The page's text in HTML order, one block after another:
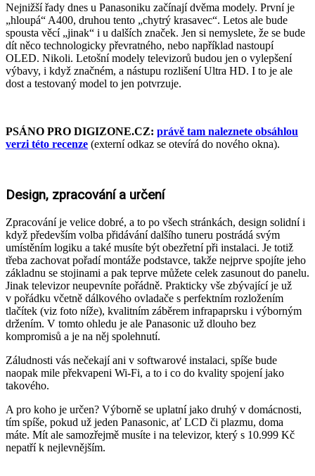
Nejnižší řady dnes u Panasoniku začínají dvěma modely. První je
„hloupá“ A400, druhou tento „chytrý krasavec“. Letos ale bude
spousta věcí „jinak“ i u dalších značek. Jen si nemyslete, že se bude
dít něco technologicky převratného, nebo například nastoupí
OLED. Nikoli. Letošní modely televizorů budou jen o vylepšení
výbavy, i když značném, a nástupu rozlišení Ultra HD. I to je ale
dost a testovaný model to jen potvrzuje.
PSÁNO PRO DIGIZONE.CZ: právě tam naleznete obsáhlou
verzi této recenze (externí odkaz se otevírá do nového okna).
Design, zpracování a určení
Zpracování je velice dobré, a to po všech stránkách, design solidní i
když především volba přidávání dalšího tuneru postrádá svým
umístěním logiku a také musíte být obezřetní při instalaci. Je totiž
třeba zachovat pořadí montáže podstavce, takže nejprve spojíte jeho
základnu se stojinami a pak teprve můžete celek zasunout do panelu.
Jinak televizor neupevníte pořádně. Prakticky vše zbývající je už
v pořádku včetně dálkového ovladače s perfektním rozložením
tlačítek (viz foto níže), kvalitním záběrem infrapaprsku i výborným
držením. V tomto ohledu je ale Panasonic už dlouho bez
kompromisů a je na něj spolehnutí.
Záludnosti vás nečekají ani v softwarové instalaci, spíše bude
naopak mile překvapeni Wi-Fi, a to i co do kvality spojení jako
takového.
A pro koho je určen? Výborně se uplatní jako druhý v domácnosti,
tím spíše, pokud už jeden Panasonic, ať LCD či plazmu, doma
máte. Mít ale samozřejmě musíte i na televizor, který s 10.999 Kč
nepatří k nejlevnějším.